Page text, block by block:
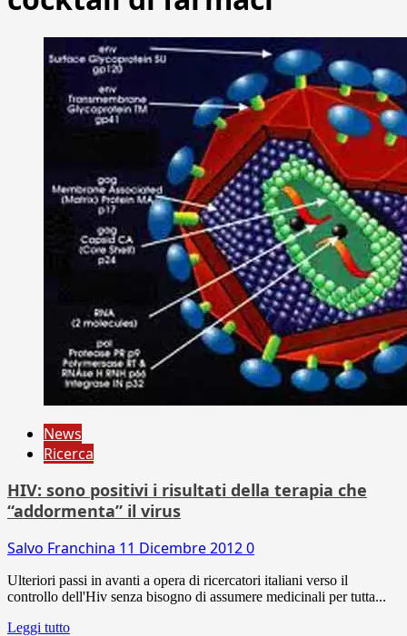
News
Ricerca
HIV: sono positivi i risultati della terapia che
“addormenta” il virus
Salvo Franchina 11 Dicembre 20120
Ulteriori passi in avanti a opera di ricercatori italiani verso il
controllo dell'Hiv senza bisogno di assumere medicinali per tutta...
Leggi tutto